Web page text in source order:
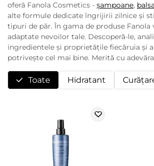
oferă Fanola Cosmetics - șampoane,
alte formule dedicate îngrijirii zilnice și
tipuri de păr. În gama de produse Fanola
adaptate nevoilor tale. Descoperă-le,
ingredientele și proprietățile fiecăruia și
potrivește cel mai bine. Merită cu
Toate Hidratant